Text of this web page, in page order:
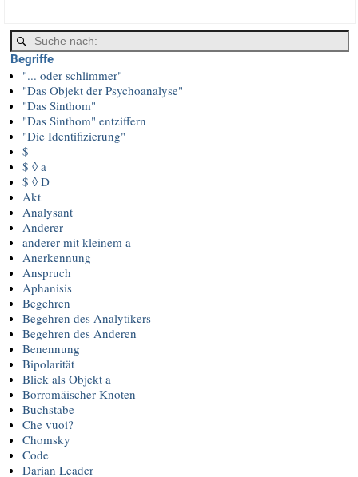
Begriffe
"... oder schlimmer"
"Das Objekt der Psychoanalyse"
"Das Sinthom"
"Das Sinthom" entziffern
"Die Identifizierung"
$
$ ◊ a
$ ◊ D
Akt
Analysant
Anderer
anderer mit kleinem a
Anerkennung
Anspruch
Aphanisis
Begehren
Begehren des Analytikers
Begehren des Anderen
Benennung
Bipolarität
Blick als Objekt a
Borromäischer Knoten
Buchstabe
Che vuoi?
Chomsky
Code
Darian Leader